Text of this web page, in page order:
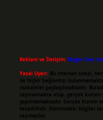
Reklam ve İletişim: Skype:
Yasal Uyarı: Bu internet sitesi,
ile hiçbir bağlantısı
makaleler paylaşılmaktadır.
taşımamakta olup, gerçek kurum
yapılmamaktadır. Gerçek
tesadüfidir. Sitemizdeki bilgiler
taşımazlar.